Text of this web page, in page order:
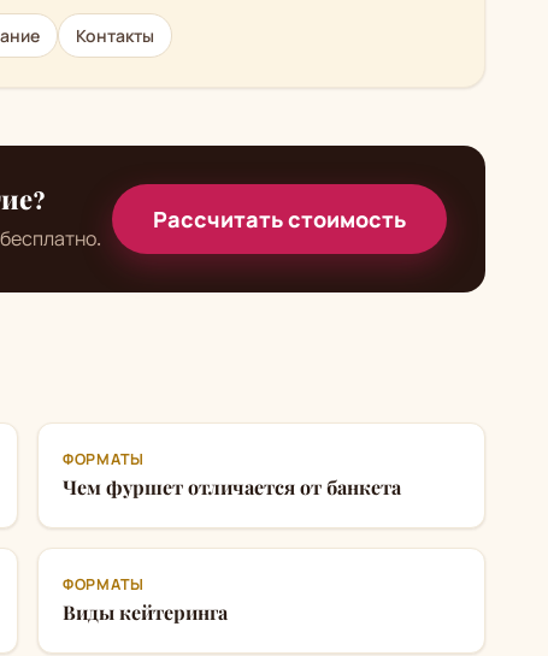
Контакты
Рассчитать стоимость
ФОРМАТЫ
Чем фуршет отличается от банкета
ФОРМАТЫ
Виды кейтеринга